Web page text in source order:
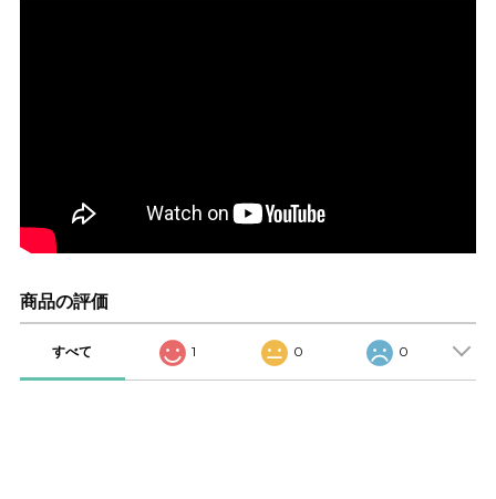
商品の評価
すべて 1 0 0